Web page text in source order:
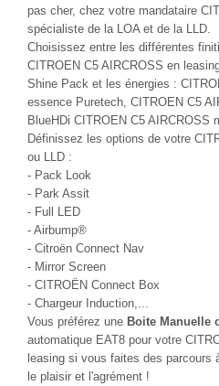
pas cher, chez votre mandataire
spécialiste de la LOA et de la LLD.
Choisissez entre les différentes
CITROEN C5 AIRCROSS en
Shine Pack et les énergies :
essence Puretech, CITROEN C5
BlueHDi CITROEN C5 AIRCROSS
Définissez les options de votre
ou LLD :
- Pack Look
- Park Assit
- Full LED
- Airbump®
- Citroën Connect Nav
- Mirror Screen
- CITROËN Connect Box
- Chargeur Induction,...
Vous préférez une Boite Manuelle
automatique EAT8 pour votre
leasing si vous faites des parcours
le plaisir et l'agrément !